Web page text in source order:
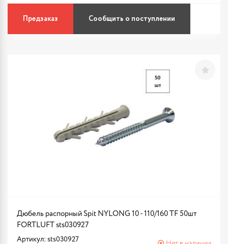
Предзаказ Сообщить о поступлении
Дюбель распорный Spit NYLONG 10 - 110/160 TF 50шт
FORTLUFT sts030927
Артикул: sts030927